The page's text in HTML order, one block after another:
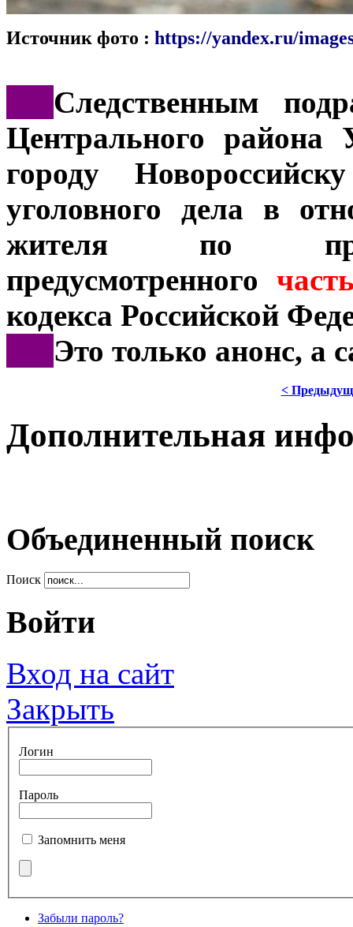
Источник фото : https://yandex.ru/
Следственным
Центрального
городу
уголовного дела в
жителя по
предусмотренного
кодекса Российской
Это только анонс, а
<
Дополнительная
Объединенный поиск
Поиск
Войти
Вход на сайт
Закрыть
Логин
Пароль
Запомнить меня
Забыли пароль?